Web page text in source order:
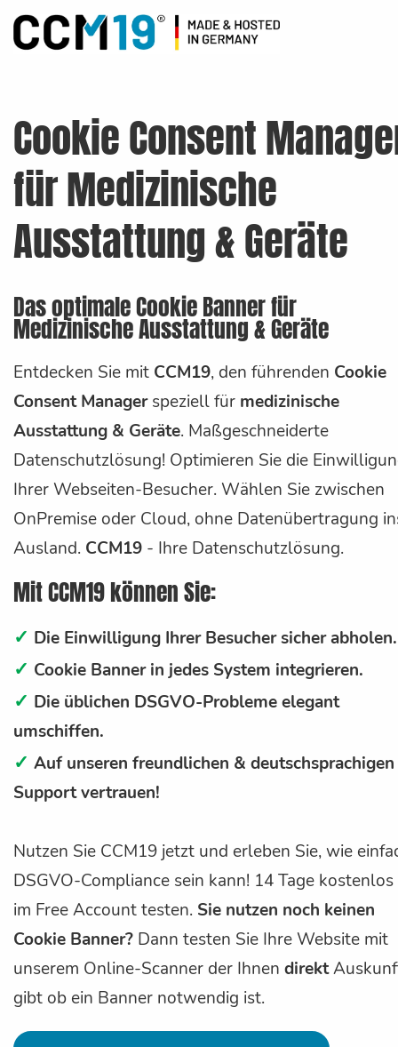
Cookie Consent
für Medizinische
Ausstattung & Geräte
Das optimale Cookie Banner für
Medizinische Ausstattung & Geräte
Entdecken Sie mit CCM19, den führenden Cookie
Consent Managerspeziell für medizinische
Ausstattung & Geräte. Maßgeschneiderte
Datenschutzlösung! Optimieren Sie die
Ihrer Webseiten-Besucher. Wählen Sie zwischen
OnPremise oder Cloud, ohne Datenübertragung
Ausland. CCM19 - Ihre Datenschutzlösung.
Mit CCM19 können Sie:
✓ Die Einwilligung Ihrer Besucher sicher abholen.
✓ Cookie Banner in jedes System integrieren.
✓ Die üblichen DSGVO-Probleme elegant
umschiffen.
✓ Auf unseren freundlichen & deutschsprachigen
Support vertrauen!
Nutzen Sie CCM19 jetzt und erleben Sie, wie
DSGVO-Compliance sein kann! 14 Tage kostenlos
im Free Account testen. Sie nutzen noch keinen
Cookie Banner? Dann testen Sie Ihre Website mit
unserem Online-Scanner der Ihnen direkt
gibt ob ein Banner notwendig ist.